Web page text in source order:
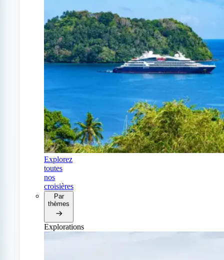
Explorez
toutes
nos
croisières
Par
thèmes
Explorations